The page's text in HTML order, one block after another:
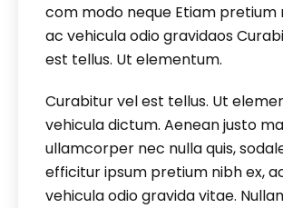
com modo neque Etiam pretium
ac vehicula odio gravidaos
est tellus. Ut elementum.
Curabitur vel est tellus. Ut
vehicula dictum. Aenean justo
ullamcorper nec nulla quis,
efficitur ipsum pretium nibh ex,
vehicula odio gravida vitae.